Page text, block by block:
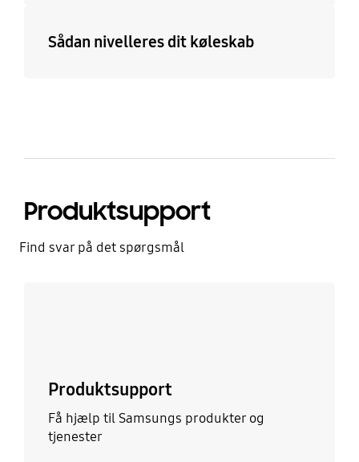
Sådan nivelleres dit køleskab
Produktsupport
Find svar på det spørgsmål
Produktsupport
Få hjælp til Samsungs produkter og
tjenester